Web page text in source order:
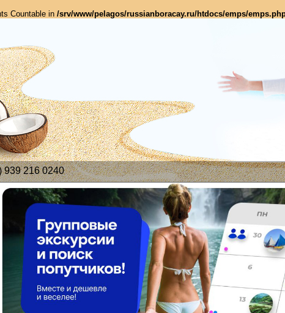
Countable in /srv/www/pelagos/russianboracay.ru/htdocs/emps/
939 216 0240